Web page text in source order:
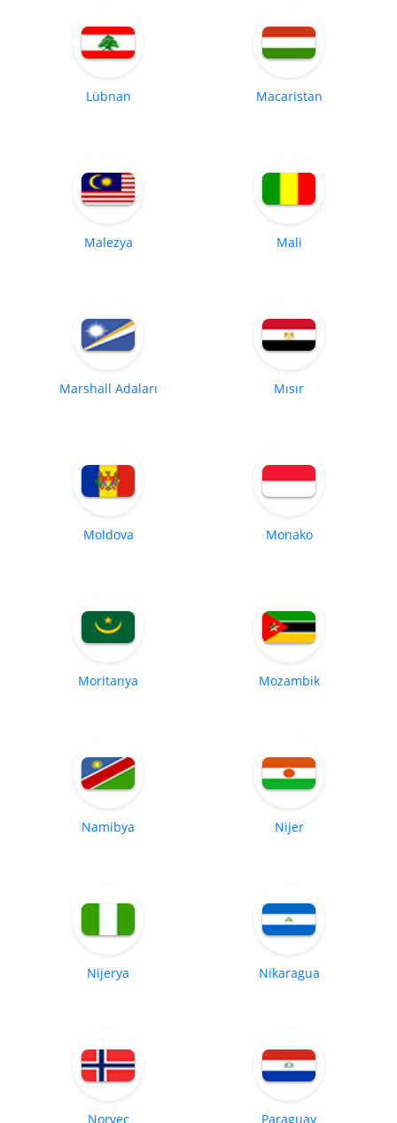
Lübnan Macaristan
Malezya Mali
Marshall Adaları Mısır
Moldova Monako
Moritanya Mozambik
Namibya Nijer
Nijerya Nikaragua
Norveç Paraguay